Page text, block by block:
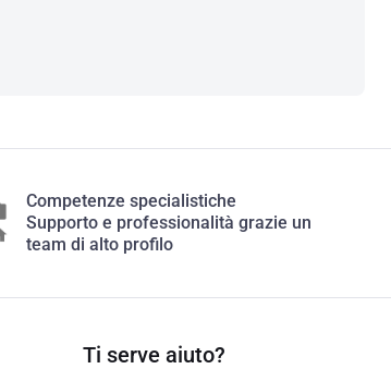
Competenze specialistiche
Supporto e professionalità grazie un
team di alto profilo
Ti serve aiuto?